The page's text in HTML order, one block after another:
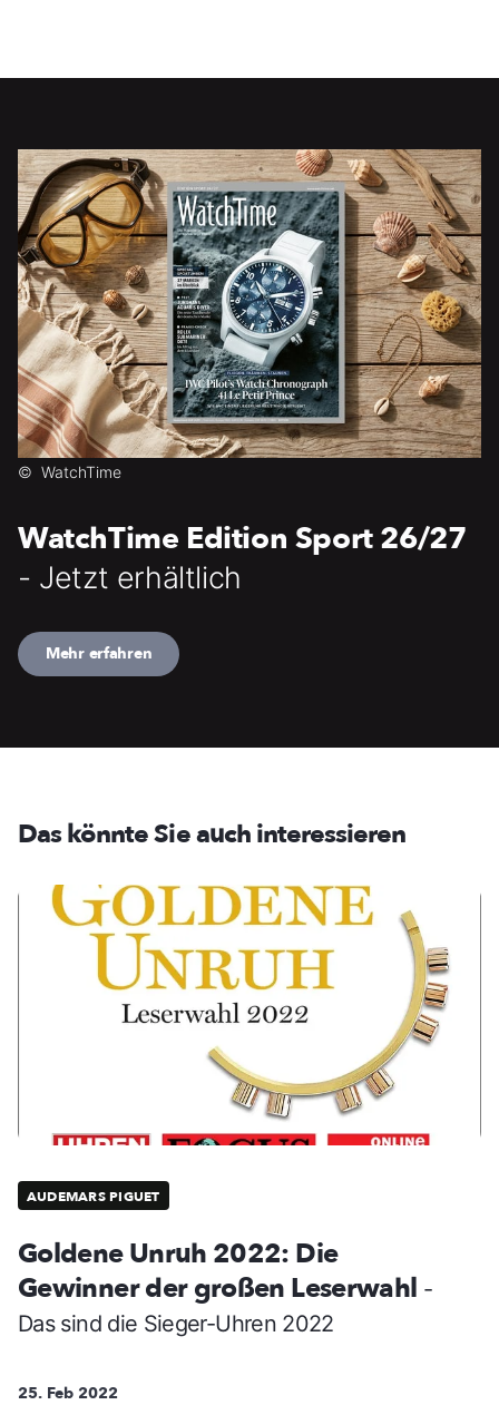
© WatchTime
WatchTime Edition Sport 26/27
- Jetzt erhältlich
Mehr erfahren
Das könnte Sie auch interessieren
AUDEMARS PIGUET
Goldene Unruh 2022: Die
Gewinner der großen Leserwahl -
Das sind die Sieger-Uhren 2022
25. Feb 2022